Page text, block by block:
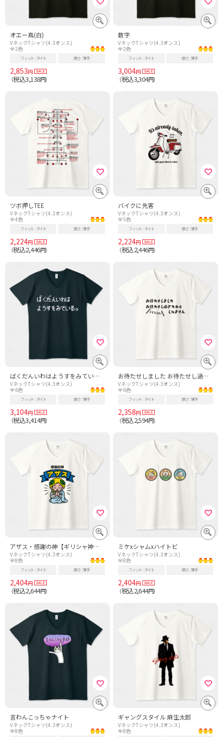
オエー鳥(白)
VネックTシャツ(4.3オンス)
全2色
フィット タイト 厚さ 薄手
2,853円
（税込3,138円）
数字
VネックTシャツ(4.3オンス)
全2色
フィット タイト 厚さ 薄手
3,004円
（税込3,304円）
ツボ押しTEE
VネックTシャツ(4.3オンス)
全4色
フィット タイト 厚さ 薄手
2,224円
（税込2,446円）
バイクに先客
VネックTシャツ(4.3オンス)
全5色
フィット タイト 厚さ 薄手
2,224円
（税込2,446円）
ばくだんいわはようすをみている。-爆弾岩は様子を見ている-白ロゴ
VネックTシャツ(4.3オンス)
全6色
フィット タイト 厚さ 薄手
3,104円
（税込3,414円）
お待たせしました お待たせし過ぎたかもしれません
VネックTシャツ(4.3オンス)
全6色
フィット タイト 厚さ 薄手
2,358円
（税込2,594円）
アザス・感謝の神【ギリシャ神話の神々・パロディー・ジョーク】
VネックTシャツ(4.3オンス)
全8色
フィット タイト 厚さ 薄手
2,404円
（税込2,644円）
ミケxシャムxハイトビ
VネックTシャツ(4.3オンス)
全8色
フィット タイト 厚さ 薄手
2,404円
（税込2,644円）
言わんこっちゃナイト
VネックTシャツ(4.3オンス)
全8色
ギャングスタイル 麻生太郎
VネックTシャツ(4.3オンス)
全8色